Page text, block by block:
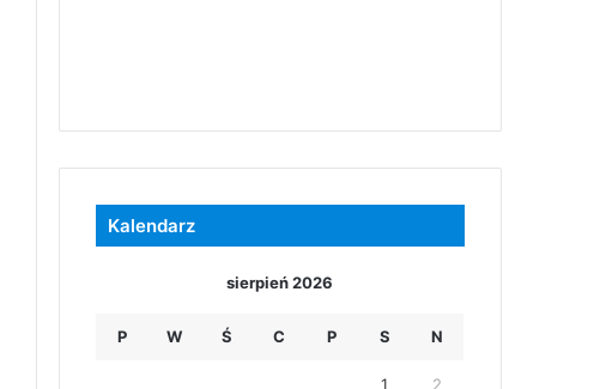
Kalendarz
sierpień 2026
P W Ś C P S N
1 2